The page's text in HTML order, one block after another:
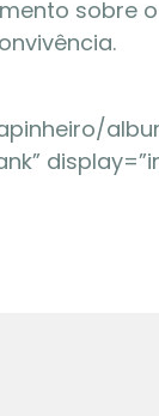
sobre o